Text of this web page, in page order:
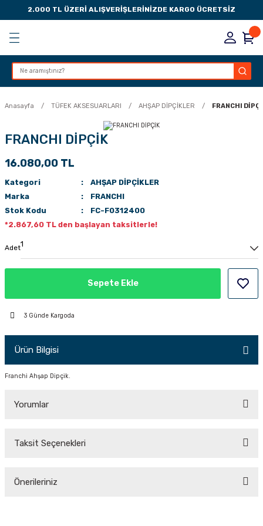
2.000 TL ÜZERİ ALIŞVERİŞLERİNİZDE KARGO ÜCRETSİZ
Geri Dön
Geri Dön
Geri Dön
Geri Dön
MANDALI
Anasayfa TÜFEK AKSESUARLARI AHŞAP DİPÇİKLER FRANCHI
FRANCHI DİPÇİK
16.080,00 TL
Kategori
AHŞAP DİPÇİKLER
Marka
FRANCHI
Stok Kodu
FC-F0312400
*2.867,60 TL den başlayan taksitlerle!
Adet
Sepete Ekle
3 Günde Kargoda
Ürün Bilgisi
Franchi Ahşap Dipçik.
Yorumlar
Taksit Seçenekleri
Önerileriniz